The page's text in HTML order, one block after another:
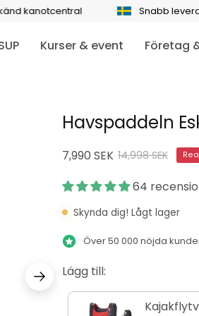
Snabb leverans
Kurser & event Företag
Havspaddeln
7,990 SEK 14,998 SEK Rea
64
Skynda dig! Lågt lager
Över 50 000 nöjda